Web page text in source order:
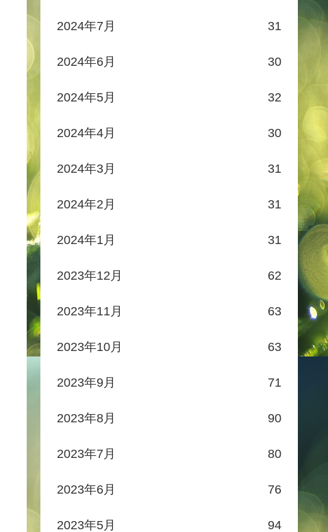
2024年7月 31
2024年6月 30
2024年5月 32
2024年4月 30
2024年3月 31
2024年2月 31
2024年1月 31
2023年12月 62
2023年11月 63
2023年10月 63
2023年9月 71
2023年8月 90
2023年7月 80
2023年6月 76
2023年5月 94